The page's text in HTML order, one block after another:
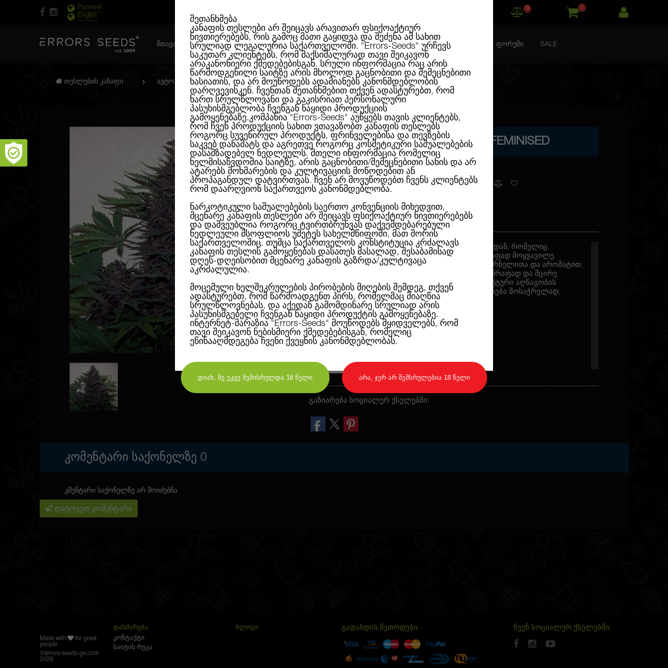
Русский
English
0 0
ᲛᲗᲐᲕᲐᲠᲘ ᲒᲕᲔᲠᲓᲘ ABOUT US CATEGORIES ᲑᲠᲔᲜᲓᲔᲑᲘ ᲑᲚᲝᲒᲘ ᲙᲝᲜᲢᲐᲥᲢᲘ ᲤᲝᲠᲣᲛᲘ SALE
შეთანხმება
კანაფის თესლები არ შეიცავს არავითარ ფსიქოაქტიურ
ნივთიერებებს, რის გამოც მათი გაყიდვა და შეძენა ამ სახით
სრულიად ლეგალურია საქართველოში. "Errors-Seeds" ურჩევს
საკუთარ კლიენტებს, რომ მაქსიმალურად თავი შეიკავონ
არაკანონიერი ქმედებებისგან. სრული ინფორმაცია რაც არის
წარმოდგენილი საიტზე არის მხოლოდ გაცნობითი და შემეცნებითი
ხასიათის, და არ მოუწოდებს ადამიანებს კანონმდებლობის
დარღვევისკენ. ჩვენთან შეთანხმებით თქვენ ადასტურებთ, რომ
ხართ სრულწლოვანი და გაკისრიათ პერსონალური
პასუხისმგებლობა ჩვენგან ნაყიდი პროდუქციის
გამოყენებაზე.კომპანია "Errors-Seeds" აუწყებს თავის კლიენტებს,
რომ ჩვენ პროდუქციის სახით ვთავაზობთ კანაფის თესლებს
როგორც სუვენირულ პროდუქტს, ფრინველებისა და თევზების
საკვებ დანამატს და აგრეთვე როგორც კოსმეტიკური საშუალებების
დასამზადებელ ნედლეულს. მთელი ინფორმაცია რომელიც
ხელმისაწვდომია საიტზე, არის გაცნობითი/შემეცნებითი სახის და არ
ატარებს მოხმარების და კულტივაციის მოწოდებით ან
პროპაგანდულ დატვირთვას. ჩვენ არ მოვუწოდებთ ჩვენს კლიენტებს
რომ დაარღვიონ საქართვეოს კანონმდებლობა.
ნარკოტიკული საშუალებების საერთო კონვენციის მიხედვით,
მცენარე კანაფის თესლები არ შეიცავს ფსიქოაქტიურ ნივთიერებებს
და დაშვეუბლია როგორც ტვირთბრუნვას დაქვემდებარებული
ნედლეული მსოფლიოს უმეტეს სახელმწიფოში, მათ შორის
საქართველოშიც. თუმცა საქართველოს კონსტიტუცია კრძალავს
კანაფის თესლის გამოყენებას დასათეს მასალად, შესაბამისად
დღეს-დღეისობით მცენარე კანაფის გაზრდა/კულტივაცა
აკრძალულია.
მოცემული ხელშეკრულების პირობების მიღების შემდეგ, თქვენ
ადასტურებთ, რომ წარმოადგენთ პირს, რომელმაც მიაღწია
სრულწლოვნებას, და აქედან გამომდინარე სრულიად არის
პასუხისმგებელი ჩვენგან ნაყიდი პროდუქტის გამოყენებაზე.
ინტერნეტ-მარაზია "Errors-Seeds" მოუწოდებს მყიდველებს, რომ
თავი შეიკავონ ნებისმიერი ქმედებებისგან, რომელიც
ეწინააღმდეგება ჩვენი ქვეყნის კანონმდებლობას.
დიახ, მე უკვე შემისრულდა 18 წელი არა, ჯერ არ შემსრულებია 18 წელი
თესლების კანაფი ავტო. ფემინიზირებული Auto Buddha Purple Kush Feminised
AUTO BUDDHA PURPLE KUSH FEMINISED
40.50ლ არ გვაქვს
ბრენდი: Buddha Seeds
ეს შტამი არის წარმოშობილი ჰინდუკუშის რეგიონიდან, რომელიც
შერწმულია Purple-ს გენებთან. ეს შესანიშნავი სწრაფად მოყვავილე
იასამნისფერი მცენარე ხასიათდება უნიკალური სურნელითა და არომატით.
იდეალურად ერგება მწარმოებლებს, რომლებიც სწრაფად და მცირე
მოცულობაში აპირებენ შედეგების მიღებას. კომპაქტური აღნაგობის
მცენარე, რომელიც დათესვიდან 9 კვირაში მად იქნება მოსაჭრელად,
ხასიათდება ძლიერ მომადუნებელი ეფექტით.
გაზიარება სოციალურ ქსელებში:
ᲙᲝᲛᲔᲜᲢᲐᲠᲘ ᲡᲐᲥᲝᲜᲔᲚᲖᲔ 0
კმენტარი საქონელზე არ მოიძებნა
დატოვეთ კომენტარი
Made with
for great
people
©errors-seeds-ge.com
2026
ᲓᲐᲮᲛᲐᲠᲔᲑᲐ
კონტაქტი
საიტის რუკა
ᲑᲚᲝᲒᲘ გადახდის მეთოდები: ჩვენ სოციალურ ქსელებში: